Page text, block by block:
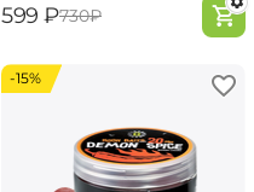
‍599‍ ₽‍730‍₽
-15%